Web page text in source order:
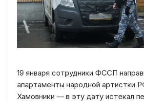
19 января сотрудники ФССП
апартаменты народной артистки
Хамовники — в эту дату истекал